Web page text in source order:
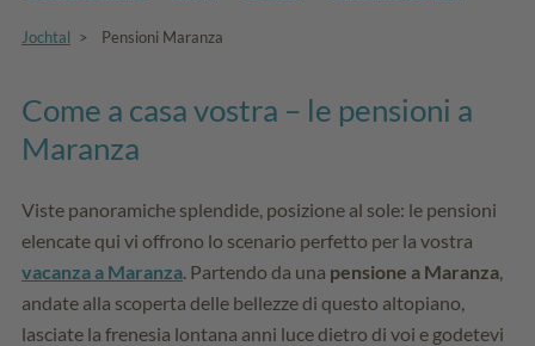
Jochtal > Pensioni Maranza
Come a casa vostra – le pensioni a
Maranza
Viste panoramiche splendide, posizione al sole: le pensioni
elencate qui vi offrono lo scenario perfetto per la vostra
vacanza a Maranza . Partendo da una pensione a Maranza
andate alla scoperta delle bellezze di questo altopiano,
lasciate la frenesia lontana anni luce dietro di voi e godetevi